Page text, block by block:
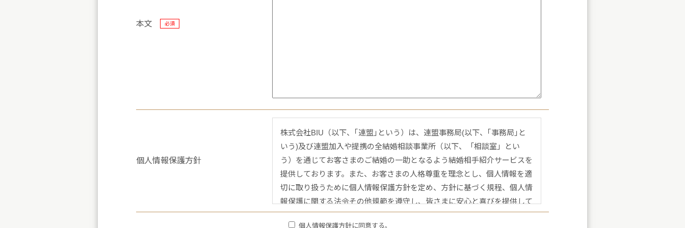
本文 必須
個人情報保護方針
株式会社BIU（以下、｢連盟｣という）は、連盟事務局(以下、｢事務局｣と
いう)及び連盟加入や提携の全結婚相談事業所（以下、「相談室」とい
う）を通じてお客さまのご結婚の一助となるよう結婚相手紹介サービスを
提供しております。また、お客さまの人格尊重を理念とし、個人情報を適
切に取り扱うために個人情報保護方針を定め、方針に基づく規程、個人情
報保護に関する法令その他規範を遵守し、皆さまに安心と喜びを提供して
まいります。
個人情報保護方針に同意する。